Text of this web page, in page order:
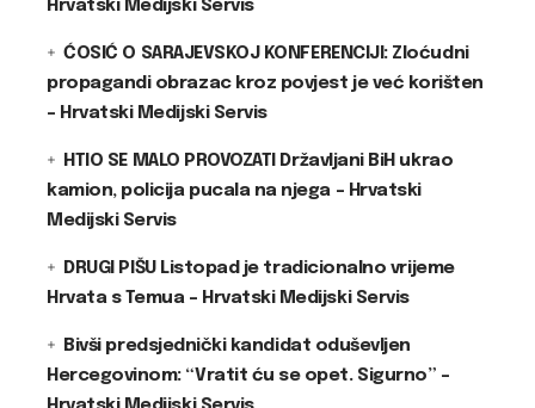
Hrvatski Medijski Servis
ĆOSIĆ O SARAJEVSKOJ KONFERENCIJI: Zloćudni
propagandi obrazac kroz povjest je već korišten
– Hrvatski Medijski Servis
HTIO SE MALO PROVOZATI Državljani BiH ukrao
kamion, policija pucala na njega – Hrvatski
Medijski Servis
DRUGI PIŠU Listopad je tradicionalno vrijeme
Hrvata s Temua – Hrvatski Medijski Servis
Bivši predsjednički kandidat oduševljen
Hercegovinom: “Vratit ću se opet. Sigurno” –